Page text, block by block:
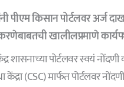
पीएम किसान पोर्टलवर अर्ज
करणेबाबतची खालीलप्रमाणे
शासनाच्या पोर्टलवर स्वयं
(CSC) मार्फत पोर्टलवर